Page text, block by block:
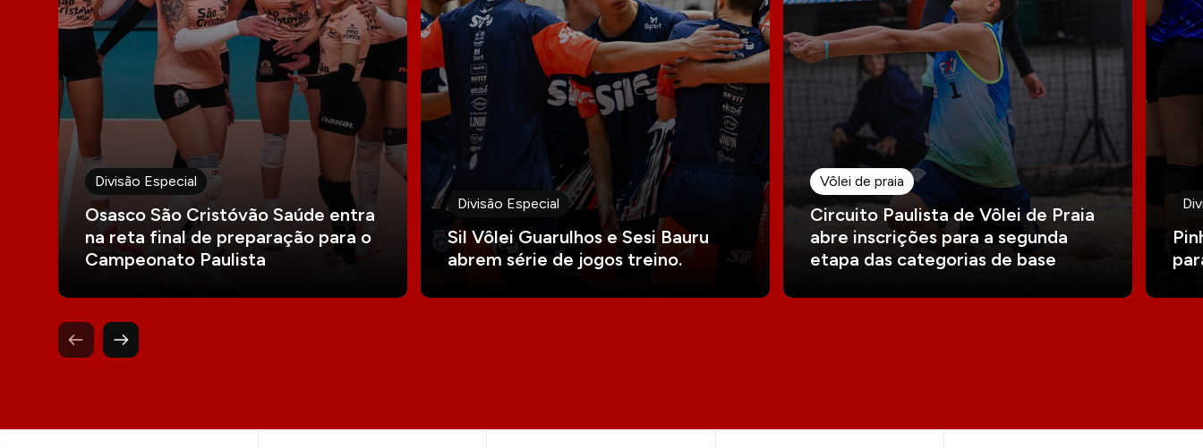
Divisão Especial
Osasco São Cristóvão Saúde entra
na reta final de preparação para o
Campeonato Paulista
Divisão Especial
Sil Vôlei Guarulhos e Sesi Bauru
abrem série de jogos treino.
Vôlei de praia
Circuito Paulista de Vôlei de Praia
abre inscrições para a segunda
etapa das categorias de base